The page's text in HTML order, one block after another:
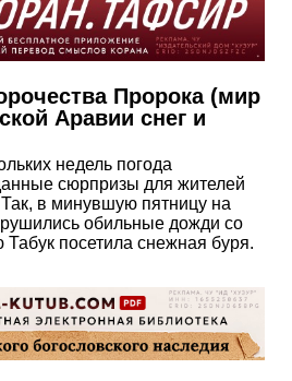
Пророка (мир
Аравии снег и
недель погода
сюрпризы для жителей
в минувшую пятницу на
обильные дожди со
посетила снежная буря.